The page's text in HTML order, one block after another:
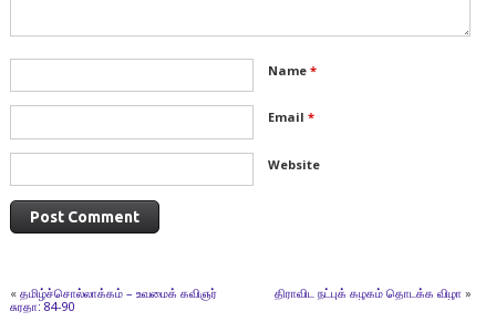
Name *
Email *
Website
« தமிழ்ச்சொல்லாக்கம் – உவமைக் கவிஞர்
சுரதா: 84-90
திராவிட நட்புக் கழகம் தொடக்க விழா »